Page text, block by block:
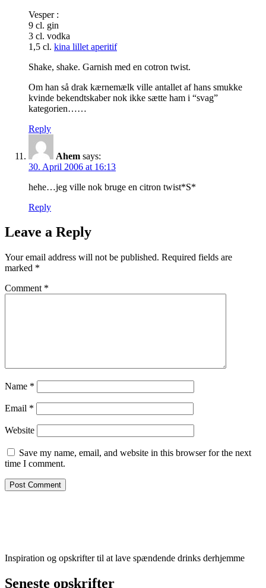
Vesper :
9 cl. gin
3 cl. vodka
1,5 cl. kina lillet aperitif
Shake, shake. Garnish med en cotron twist.
Om han så drak kærnemælk ville antallet af hans smukke
kvinde bekendtskaber nok ikke sætte ham i “svag”
kategorien……
Reply
Ahem says:
30. April 2006 at 16:13
hehe…jeg ville nok bruge en citron twist*S*
Reply
Leave a Reply
Your email address will not be published. Required fields are
marked *
Comment *
Name *
Email *
Website
Save my name, email, and website in this browser for the next
time I comment.
Inspiration og opskrifter til at lave spændende drinks derhjemme
Seneste opskrifter